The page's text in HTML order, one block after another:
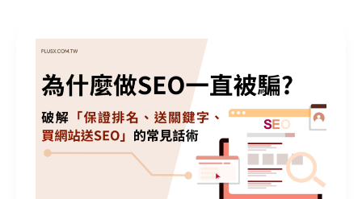
2026 SEO公司怎麼選？破解保證排名與常見SEO話術